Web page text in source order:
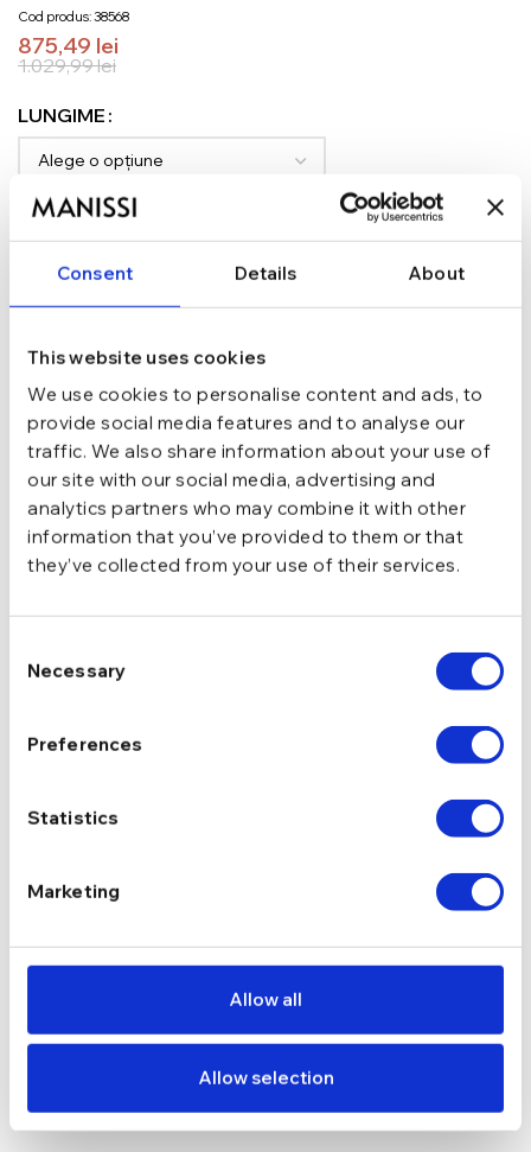
Consent Details About
This website uses cookies
We use cookies to personalise content and ads, to
provide social media features and to analyse our
traffic. We also share information about your use of
our site with our social media, advertising and
analytics partners who may combine it with other
information that you’ve provided to them or that
they’ve collected from your use of their services.
Selection
Necessary
Preferences
Statistics
Marketing
Allow all
Allow selection
Cod produs: 38568
1.029,99lei
875,49 lei
LUNGIME
TRANSPORT GRATUIT la comenzi de peste 289 lei
MATERIAL Argint 925
CULOARE Argintiu
LUNGIME 16 cm, 17 cm, 18 cm, 15 cm
TIP Tennis
DESCRIERE
RECENZII